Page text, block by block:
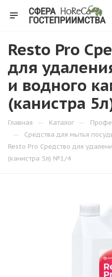
Resto Pro
для
и водного
(канистра
Главная — Каталог —
— Средства для мытья
Resto Pro Средство для
(канистра 5л) №1/4